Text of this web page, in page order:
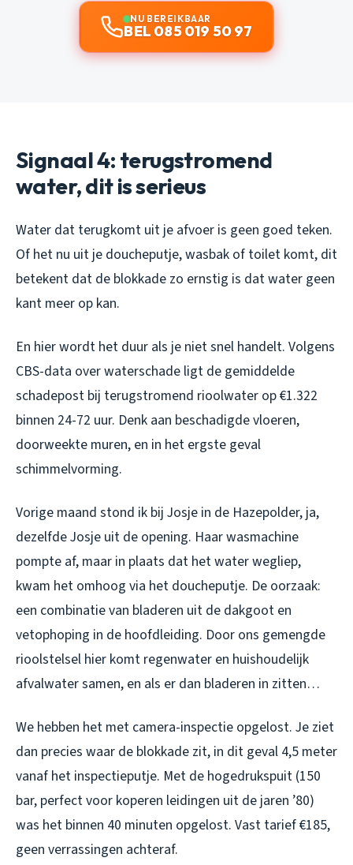
NU BEREIKBAAR
BEL 085 019 50 97
Signaal 4: terugstromend
water, dit is serieus
Water dat terugkomt uit je afvoer is geen goed teken.
Of het nu uit je doucheputje, wasbak of toilet komt, dit
betekent dat de blokkade zo ernstig is dat water geen
kant meer op kan.
En hier wordt het duur als je niet snel handelt. Volgens
CBS-data over waterschade ligt de gemiddelde
schadepost bij terugstromend rioolwater op €1.322
binnen 24-72 uur. Denk aan beschadigde vloeren,
doorweekte muren, en in het ergste geval
schimmelvorming.
Vorige maand stond ik bij Josje in de Hazepolder, ja,
dezelfde Josje uit de opening. Haar wasmachine
pompte af, maar in plaats dat het water wegliep,
kwam het omhoog via het doucheputje. De oorzaak:
een combinatie van bladeren uit de dakgoot en
vetophoping in de hoofdleiding. Door ons gemengde
rioolstelsel hier komt regenwater en huishoudelijk
afvalwater samen, en als er dan bladeren in zitten…
We hebben het met camera-inspectie opgelost. Je ziet
dan precies waar de blokkade zit, in dit geval 4,5 meter
vanaf het inspectieputje. Met de hogedrukspuit (150
bar, perfect voor koperen leidingen uit de jaren ’80)
was het binnen 40 minuten opgelost. Vast tarief €185,
geen verrassingen achteraf.